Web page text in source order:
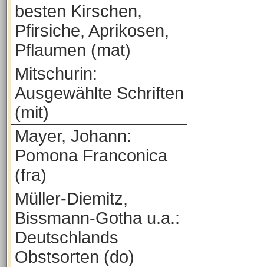
besten Kirschen,
Pfirsiche, Aprikosen,
Pflaumen (mat)
Mitschurin:
Ausgewählte Schriften
(mit)
Mayer, Johann:
Pomona Franconica
(fra)
Müller-Diemitz,
Bissmann-Gotha u.a.:
Deutschlands
Obstsorten (do)